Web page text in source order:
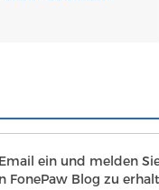
ein und melden
FonePaw Blog zu